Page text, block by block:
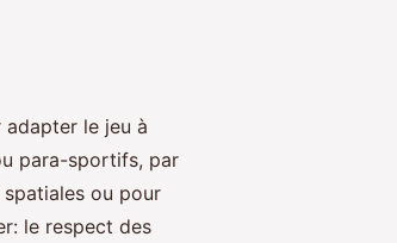
adapter le jeu à
para-sportifs, par
ou pour
le respect des